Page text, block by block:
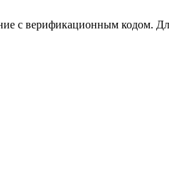
с верификационным кодом.